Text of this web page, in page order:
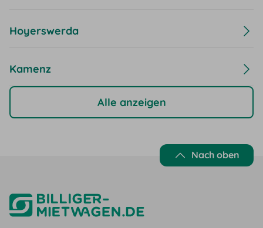
Hoyerswerda
Kamenz
Alle anzeigen
Nach oben